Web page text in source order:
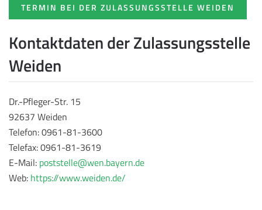
TERMIN BEI DER ZULASSUNGSSTELLE WEIDEN
Kontaktdaten der Zulassungsstelle
Weiden
Dr.-Pfleger-Str. 15
92637 Weiden
Telefon: 0961-81-3600
Telefax: 0961-81-3619
E-Mail: poststelle@wen.bayern.de
Web: https://www.weiden.de/